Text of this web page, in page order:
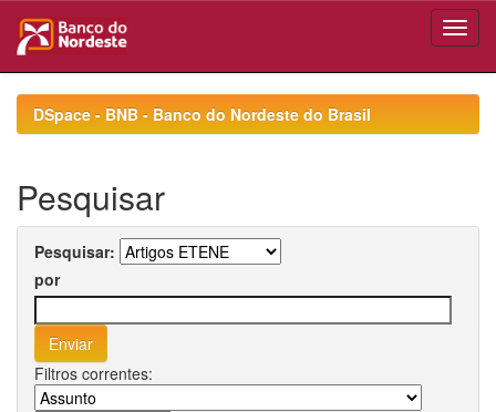
navigationDSpace - BNB - Banco do Nordeste do Brasil
Pesquisar
Pesquisar:
por
Filtros correntes: